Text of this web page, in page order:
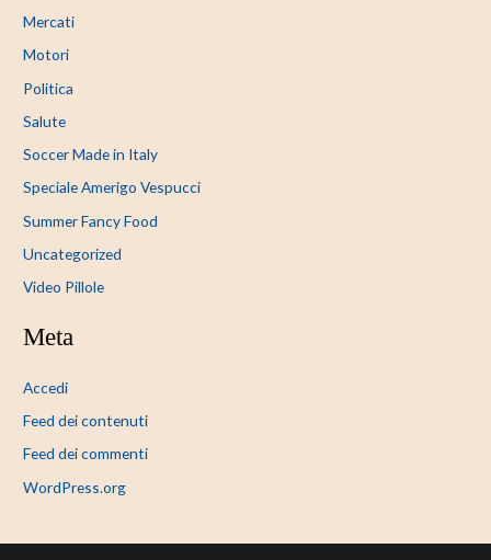
Mercati
Motori
Politica
Salute
Soccer Made in Italy
Speciale Amerigo Vespucci
Summer Fancy Food
Uncategorized
Video Pillole
Meta
Accedi
Feed dei contenuti
Feed dei commenti
WordPress.org